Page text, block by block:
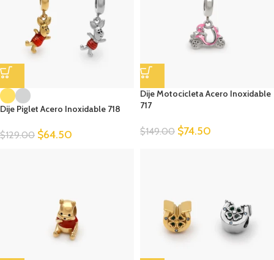
Dije Piglet Acero Inoxidable 718
$129.00 $64.50
Dije Motocicleta Acero Inoxidable
717
$149.00 $74.50